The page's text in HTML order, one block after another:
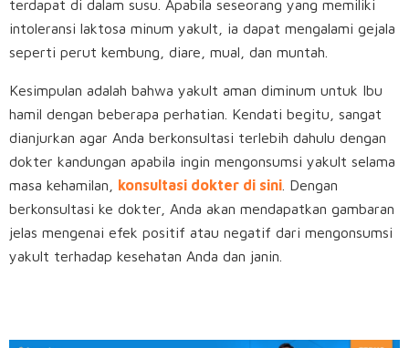
terdapat di dalam susu. Apabila seseorang yang memiliki
intoleransi laktosa minum yakult, ia dapat mengalami gejala
seperti perut kembung, diare, mual, dan muntah.
Kesimpulan adalah bahwa yakult aman diminum untuk Ibu
hamil dengan beberapa perhatian. Kendati begitu, sangat
dianjurkan agar Anda berkonsultasi terlebih dahulu dengan
dokter kandungan apabila ingin mengonsumsi yakult selama
masa kehamilan, konsultasi dokter di sini . Dengan
berkonsultasi ke dokter, Anda akan mendapatkan gambaran
jelas mengenai efek positif atau negatif dari mengonsumsi
yakult terhadap kesehatan Anda dan janin.